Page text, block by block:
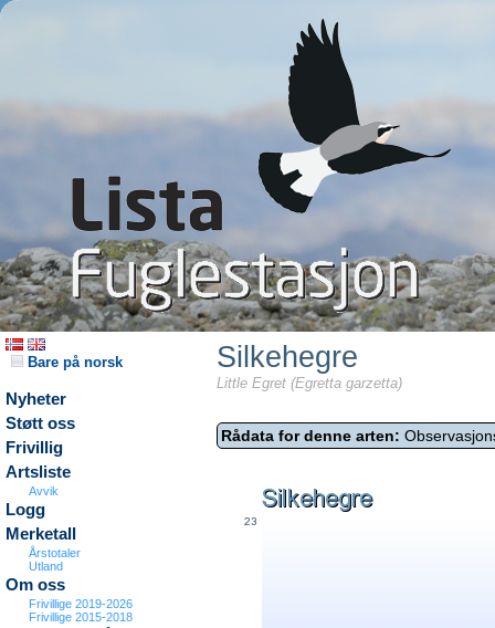
Bare på norsk
Nyheter
Støtt oss
Frivillig
Artsliste
Avvik
Logg
Merketall
Årstotaler
Utland
Om oss
Frivillige 2019-2026
Frivillige 2015-2018
Silkehegre
Little Egret (Egretta garzetta)
Rådata for denne arten: